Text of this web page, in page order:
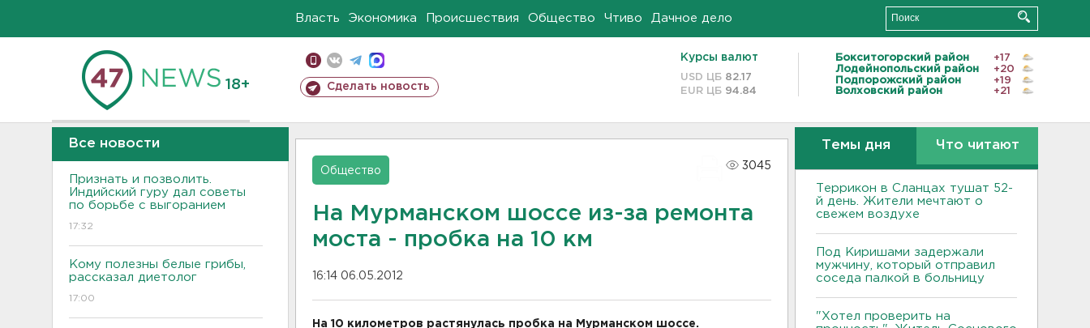
Власть Экономика Происшествия Общество Чтиво Дачное дело
18+ Сделать новость
Курсы валют
USD ЦБ 82.17
EUR ЦБ 94.84
Бокситогорский район
+17
Лодейнопольский район
+20
Подпорожский район
+19
Волховский район
+21
Все новости
Признать и позволить.
Индийский гуру дал советы
по борьбе с выгоранием
17:32
Кому полезны белые грибы,
рассказал диетолог
17:00
Общество
3045
На Мурманском шоссе из-за ремонта
моста - пробка на 10 км
16:14 06.05.2012
На 10 километров растянулась пробка на Мурманском шоссе.
Темы дня Что читают
Террикон в Сланцах тушат 52-
й день. Жители мечтают о
свежем воздухе
Под Киришами задержали
мужчину, который отправил
соседа палкой в больницу
"Хотел проверить на